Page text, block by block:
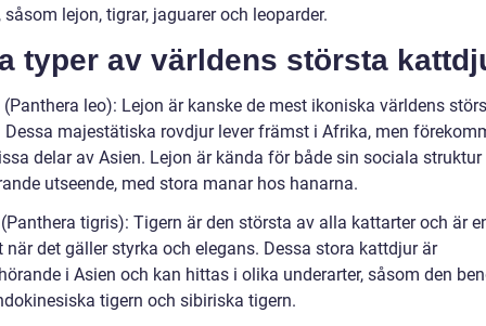
såsom lejon, tigrar, jaguarer och leoparder.
typer av världens största
(Panthera leo): Lejon är kanske de mest ikoniska världens
Dessa majestätiska rovdjur lever främst i Afrika, men
delar av Asien. Lejon är kända för både sin sociala
utseende, med stora manar hos hanarna.
tigris): Tigern är den största av alla kattarter och är
när det gäller styrka och elegans. Dessa stora kattdjur är
i Asien och kan hittas i olika underarter, såsom den
tigern och sibiriska tigern.